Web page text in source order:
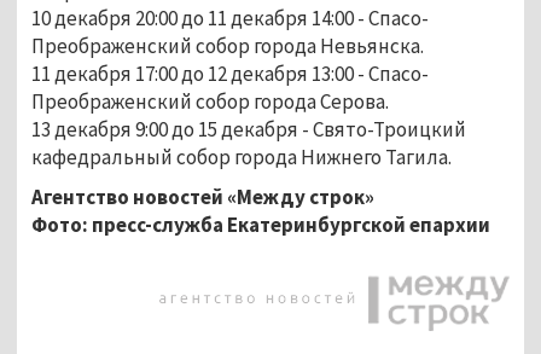
10 декабря 20:00 до 11 декабря 14:00 - Спасо-
Преображенский собор города Невьянска.
11 декабря 17:00 до 12 декабря 13:00 - Спасо-
Преображенский собор города Серова.
13 декабря 9:00 до 15 декабря - Свято-Троицкий
кафедральный собор города Нижнего Тагила.
Агентство новостей «Между строк»
Фото: пресс-служба Екатеринбургской епархии